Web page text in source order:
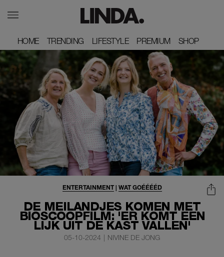
HOME
HOME TRENDING
TRENDING LIFESTYLE
LIFESTYLE PREMIUM
PREMIUM SHOP
SHOP
DE MEILANDJES KOMEN MET
BIOSCOOPFILM: 'ER KOMT EEN
LIJK UIT DE KAST VALLEN'
ENTERTAINMENT| WAT GOÉÉÉÉD
05-10-2024 | NIVINE DE JONG